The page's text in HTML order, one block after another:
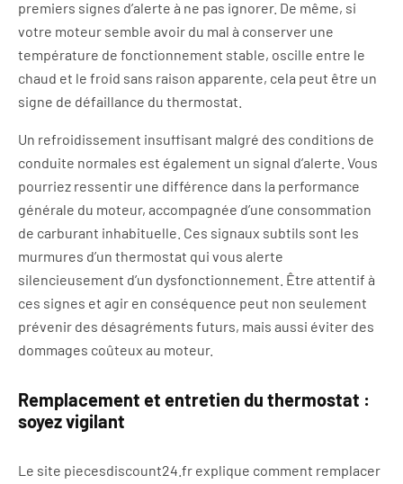
premiers signes d’alerte à ne pas ignorer. De même, si
votre moteur semble avoir du mal à conserver une
température de fonctionnement stable, oscille entre le
chaud et le froid sans raison apparente, cela peut être un
signe de défaillance du thermostat.
Un refroidissement insuffisant malgré des conditions de
conduite normales est également un signal d’alerte. Vous
pourriez ressentir une différence dans la performance
générale du moteur, accompagnée d’une consommation
de carburant inhabituelle. Ces signaux subtils sont les
murmures d’un thermostat qui vous alerte
silencieusement d’un dysfonctionnement. Être attentif à
ces signes et agir en conséquence peut non seulement
prévenir des désagréments futurs, mais aussi éviter des
dommages coûteux au moteur.
Remplacement et entretien du thermostat :
soyez vigilant
Le site piecesdiscount24.fr explique comment remplacer